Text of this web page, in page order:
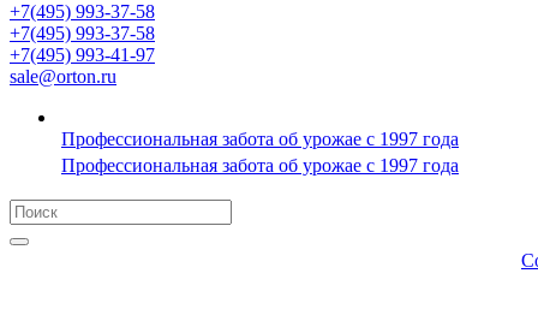
+7(495) 993-37-58
+7(495) 993-37-58
+7(495) 993-41-97
sale@orton.ru
Профессиональная забота об урожае с 1997 года
Профессиональная забота об урожае с 1997 года